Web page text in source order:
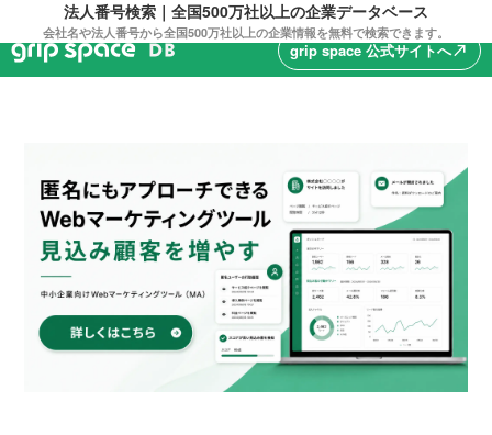
法人番号検索｜全国500万社以上の企業データベース
会社名や法人番号から全国500万社以上の企業情報を無料で検索できます。
grip space 公式サイトへnorth_east